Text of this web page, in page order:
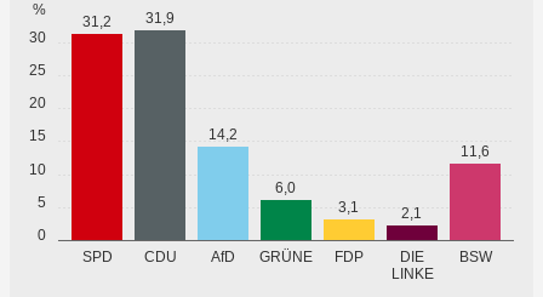
0
5
10
15
20
25
30
%
SPD CDU AfD GRÜNE FDP
DIE
LINKE
BSW
31,2 31,9
14,2
6,0
3,1
2,1
11,6